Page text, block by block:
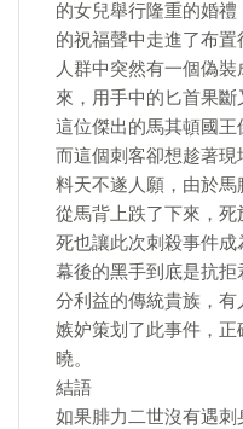
的女兒舉行隆重的婚
的祝福聲中走進了布
人群中突然有一個偽
來，用手中的匕首果斷
這位傑出的馬其頓國王
而這個刺客卻想趁著
料天不遂人願，由於
從馬背上跌了下來，
死也讓此次刺殺事件成
幕後的黑手到底是抗
分利益的傳統貴族，
嫉妒策划了此事件，
曉。
結語
如果腓力二世沒有遇